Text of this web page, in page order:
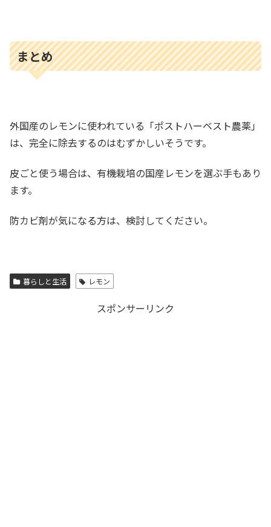
まとめ
外国産のレモンに使われている「ポストハーベスト農薬」
は、完全に除去するのはむずかしいそうです。
皮ごと使う場合は、有機栽培の国産レモンを選ぶ手もあり
ます。
防カビ剤が気になる方は、検討してください。
暮らしと生活 レモン
スポンサーリンク